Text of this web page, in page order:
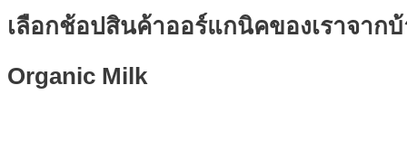
เลือกช้อปสินค้าออร์แกนิคของเราจาก
Organic Milk